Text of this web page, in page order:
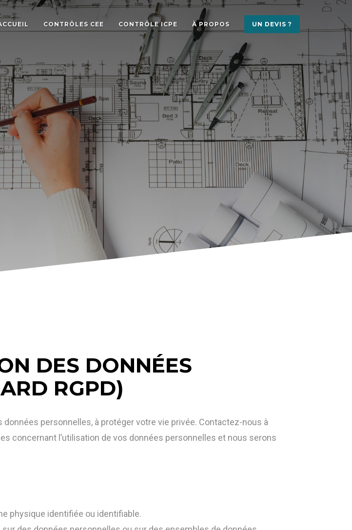
CONTRÔLES CEE CONTRÔLE ICPE À PROPOS UN DEVIS ?
DES DONNÉES
RGPD)
personnelles, à protéger votre vie privée. Contactez-nous à
concernant l’utilisation de vos données personnelles et nous serons
physique identifiée ou identifiable.